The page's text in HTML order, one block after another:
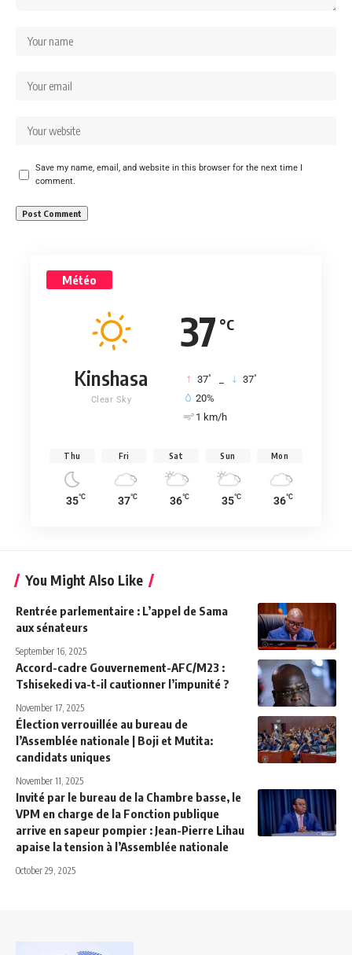
Save my name, email, and website in this browser for the next time I
comment.
Météo
37 °C
Kinshasa
Clear Sky
37° 37°
20%
1 km/h
Thu
35°C
Fri
37°C
Sat
36°C
Sun
35°C
Mon
36°C
You Might Also Like
Rentrée parlementaire : L’appel de Sama
aux sénateurs
September 16, 2025
Accord-cadre Gouvernement-AFC/M23 :
Tshisekedi va-t-il cautionner l’impunité ?
November 17, 2025
Élection verrouillée au bureau de
l’Assemblée nationale | Boji et Mutita:
candidats uniques
November 11, 2025
Invité par le bureau de la Chambre basse, le
VPM en charge de la Fonction publique
arrive en sapeur pompier : Jean-Pierre Lihau
apaise la tension à l’Assemblée nationale
October 29, 2025